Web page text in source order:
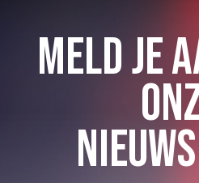
MELD JE